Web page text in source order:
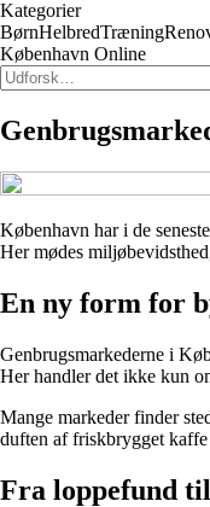
Kategorier
BørnHelbredTræning
København Online
København har i de
Her mødes
En ny form for
Genbrugsmarkederne i
Her handler det ikke kun
Mange markeder finder
duften af friskbrygget
Fra loppefund